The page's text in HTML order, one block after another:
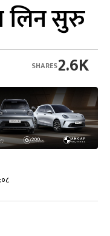
लिन सुरु
2.6K
SHARES